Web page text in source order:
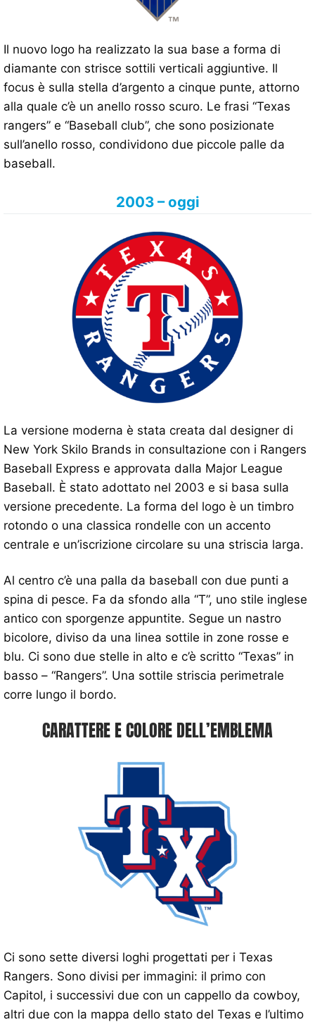
Il nuovo logo ha realizzato la sua base a forma di
diamante con strisce sottili verticali aggiuntive. Il
focus è sulla stella d’argento a cinque punte, attorno
alla quale c’è un anello rosso scuro. Le frasi “Texas
rangers” e “Baseball club”, che sono posizionate
sull’anello rosso, condividono due piccole palle da
baseball.
2003 – oggi
La versione moderna è stata creata dal designer di
New York Skilo Brands in consultazione con i Rangers
Baseball Express e approvata dalla Major League
Baseball. È stato adottato nel 2003 e si basa sulla
versione precedente. La forma del logo è un timbro
rotondo o una classica rondelle con un accento
centrale e un’iscrizione circolare su una striscia larga.
Al centro c’è una palla da baseball con due punti a
spina di pesce. Fa da sfondo alla “T”, uno stile inglese
antico con sporgenze appuntite. Segue un nastro
bicolore, diviso da una linea sottile in zone rosse e
blu. Ci sono due stelle in alto e c’è scritto “Texas” in
basso – “Rangers”. Una sottile striscia perimetrale
corre lungo il bordo.
CARATTERE E COLORE DELL’EMBLEMA
Ci sono sette diversi loghi progettati per i Texas
Rangers. Sono divisi per immagini: il primo con
Capitol, i successivi due con un cappello da cowboy,
altri due con la mappa dello stato del Texas e l’ultimo